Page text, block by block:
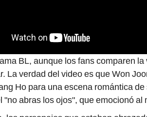
BL, aunque los fans comparen
La verdad del video es que Won
Ho para una escena romántica
"no abras los ojos", que emocionó al